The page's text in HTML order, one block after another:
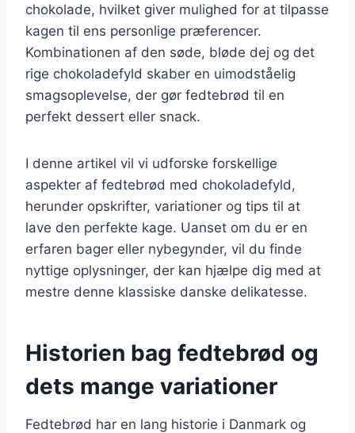
chokolade, hvilket giver mulighed for at tilpasse
kagen til ens personlige præferencer.
Kombinationen af den søde, bløde dej og det
rige chokoladefyld skaber en uimodståelig
smagsoplevelse, der gør fedtebrød til en
perfekt dessert eller snack.
I denne artikel vil vi udforske forskellige
aspekter af fedtebrød med chokoladefyld,
herunder opskrifter, variationer og tips til at
lave den perfekte kage. Uanset om du er en
erfaren bager eller nybegynder, vil du finde
nyttige oplysninger, der kan hjælpe dig med at
mestre denne klassiske danske delikatesse.
Historien bag fedtebrød og
dets mange variationer
Fedtebrød har en lang historie i Danmark og